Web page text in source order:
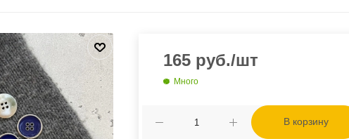
165 руб./шт
Много
В корзину